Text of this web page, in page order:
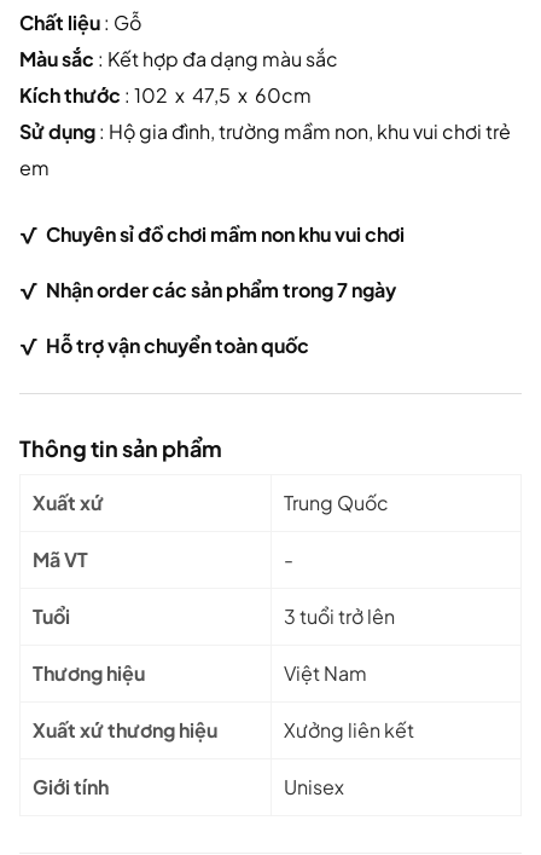
Chất liệu: Gỗ
Màu sắc : Kết hợp đa dạng màu sắc
Kích thước : 102 x 47,5 x 60cm
Sử dụng: Hộ gia đình, trường mầm non, khu vui chơi trẻ
em
√ Chuyên sỉ đồ chơi mầm non khu vui chơi
√ Nhận order các sản phẩm trong 7 ngày
√ Hỗ trợ vận chuyển toàn quốc
Thông tin sản phẩm
Xuất xứ Trung Quốc
Mã VT -
Tuổi 3 tuổi trở lên
Thương hiệu Việt Nam
Xuất xứ thương hiệu Xưởng liên kết
Giới tính Unisex